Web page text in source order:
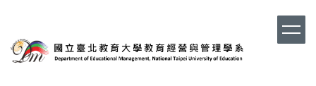
主
要